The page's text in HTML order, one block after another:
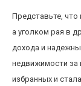
Представьте,
а уголком рая в
дохода и
недвижимости за
избранных и